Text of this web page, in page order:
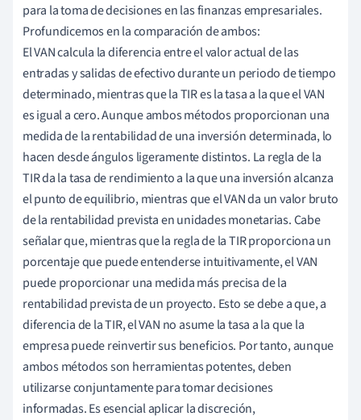
para la toma de decisiones en las finanzas empresariales.
Profundicemos en la comparación de ambos:
El VAN calcula la diferencia entre el valor actual de las
entradas y salidas de efectivo durante un periodo de tiempo
determinado, mientras que la TIR es la tasa a la que el VAN
es igual a cero. Aunque ambos métodos proporcionan una
medida de la rentabilidad de una inversión determinada, lo
hacen desde ángulos ligeramente distintos. La regla de la
TIR da la tasa de rendimiento a la que una inversión alcanza
el punto de equilibrio, mientras que el VAN da un valor bruto
de la rentabilidad prevista en unidades monetarias. Cabe
señalar que, mientras que la regla de la TIR proporciona un
porcentaje que puede entenderse intuitivamente, el VAN
puede proporcionar una medida más precisa de la
rentabilidad prevista de un proyecto. Esto se debe a que, a
diferencia de la TIR, el VAN no asume la tasa a la que la
empresa puede reinvertir sus beneficios. Por tanto, aunque
ambos métodos son herramientas potentes, deben
utilizarse conjuntamente para tomar decisiones
informadas. Es esencial aplicar la discreción,